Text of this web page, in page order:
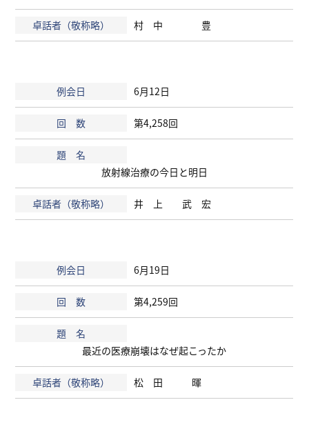
村 中 豊
6月12日
第4,258回
放射線治療の今日と明日
井 上 武 宏
6月19日
第4,259回
最近の医療崩壊はなぜ起こったか
松 田 暉